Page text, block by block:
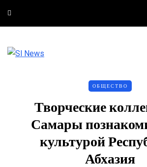
ОБЩЕСТВО
Творческие
Самары
культурой
Абхазия